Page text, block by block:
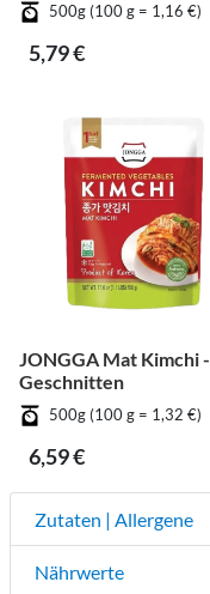
500g (100 g = 1,16 €)
5,79 €
JONGGA Mat Kimchi -
Geschnitten
500g (100 g = 1,32 €)
6,59 €
Zutaten | Allergene
Nährwerte